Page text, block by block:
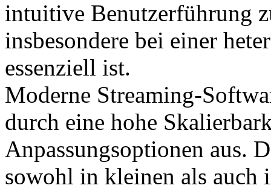
intuitive Benutzerführung
insbesondere bei einer
essenziell ist.
Moderne Streaming-
durch eine hohe
Anpassungsoptionen aus.
sowohl in kleinen als auch